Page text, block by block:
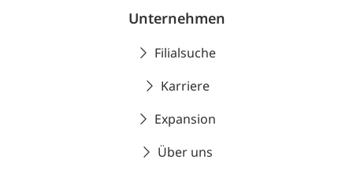
Unternehmen
Filialsuche
Karriere
Expansion
Über uns